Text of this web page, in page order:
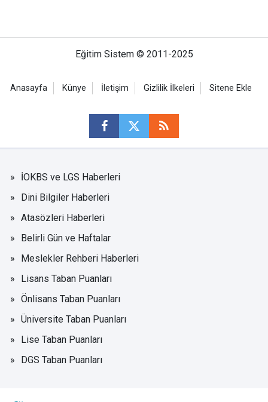
Eğitim Sistem © 2011-2025
Anasayfa Künye İletişim Gizlilik İlkeleri Sitene Ekle
İOKBS ve LGS Haberleri
Dini Bilgiler Haberleri
Atasözleri Haberleri
Belirli Gün ve Haftalar
Meslekler Rehberi Haberleri
Lisans Taban Puanları
Önlisans Taban Puanları
Üniversite Taban Puanları
Lise Taban Puanları
DGS Taban Puanları